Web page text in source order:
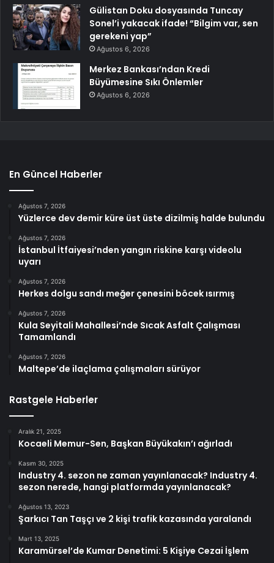
Gülistan Doku dosyasında Tuncay
Sonel’i yakacak ifade! “Bilgim var, sen
gerekeni yap”
Ağustos 6, 2026
Merkez Bankası’ndan Kredi
Büyümesine Sıkı Önlemler
Ağustos 6, 2026
En Güncel Haberler
Ağustos 7, 2026
Yüzlerce dev demir küre üst üste dizilmiş halde bulundu
Ağustos 7, 2026
İstanbul İtfaiyesi’nden yangın riskine karşı videolu
uyarı
Ağustos 7, 2026
Herkes dolgu sandı meğer çenesini böcek ısırmış
Ağustos 7, 2026
Kula Seyitali Mahallesi’nde Sıcak Asfalt Çalışması
Tamamlandı
Ağustos 7, 2026
Maltepe’de ilaçlama çalışmaları sürüyor
Rastgele Haberler
Aralık 21, 2025
Kocaeli Memur-Sen, Başkan Büyükakın’ı ağırladı
Kasım 30, 2025
Industry 4. sezon ne zaman yayınlanacak? Industry 4.
sezon nerede, hangi platformda yayınlanacak?
Ağustos 13, 2023
Şarkıcı Tan Taşçı ve 2 kişi trafik kazasında yaralandı
Mart 13, 2025
Karamürsel’de Kumar Denetimi: 5 Kişiye Cezai İşlem